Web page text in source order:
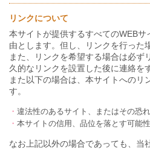
リンクについて
本サイトが提供するすべてのWEB
由とします。但し、リンクを行った
また、リンクを希望する場合は必ず
久的なリンクを設置した後に連絡を
また以下の場合は、本サイトへのリ
す。
・ 違法性のあるサイト、またはその恐
・ 本サイトの信用、品位を落とす可能
なお上記以外の場合であっても、当